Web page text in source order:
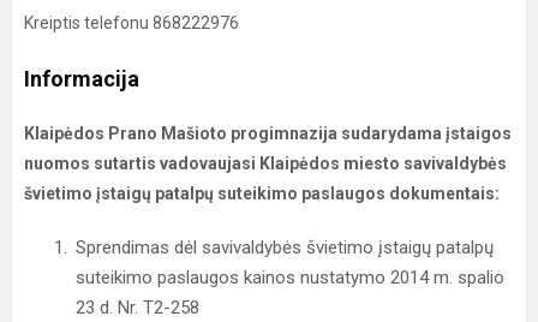
Kreiptis telefonu 868222976
Informacija
Klaipėdos Prano Mašioto progimnazija sudarydama įstaigos
nuomos sutartis vadovaujasi Klaipėdos miesto savivaldybės
švietimo įstaigų patalpų suteikimo paslaugos dokumentais:
Sprendimas dėl savivaldybės švietimo įstaigų patalpų
suteikimo paslaugos kainos nustatymo 2014 m. spalio
23 d. Nr. T2-258